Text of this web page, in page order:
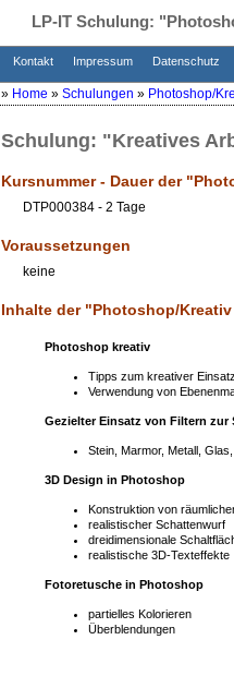
LP-IT Schulung:
Kontakt Impressum Datenschutz
» Home » Schulungen » Photoshop/
Schulung: "Kreatives
Kursnummer - Dauer der "
DTP000384 - 2 Tage
Voraussetzungen
keine
Inhalte der "Photoshop/
Photoshop kreativ
Tipps zum kreativer
Verwendung von
Gezielter Einsatz von Filtern zur
Stein, Marmor, Metall,
3D Design in Photoshop
Konstruktion von
realistischer Schattenwurf
dreidimensionale
realistische 3D-Texteffekte
Fotoretusche in Photoshop
partielles Kolorieren
Überblendungen